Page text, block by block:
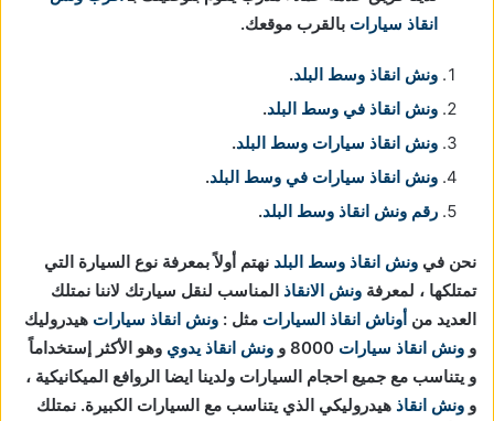
انقاذ سيارات بالقرب موقعك.
ونش انقاذ وسط البلد.
ونش انقاذ في وسط البلد.
ونش انقاذ سيارات وسط البلد.
ونش انقاذ سيارات في وسط البلد.
رقم ونش انقاذ وسط البلد.
نحن في ونش انقاذ وسط البلد نهتم أولاً بمعرفة نوع السيارة التي
تمتلكها ، لمعرفة ونش الانقاذ المناسب لنقل سيارتك لاننا نمتلك
العديد من أوناش انقاذ السيارات مثل : ونش انقاذ سيارات هيدروليك
و ونش انقاذ سيارات ونش انقاذ يدوي وهو الأكثر إستخداماً
و يتناسب مع جميع احجام السيارات ولدينا ايضا الروافع الميكانيكية ،
و ونش انقاذ هيدروليكي الذي يتناسب مع السيارات الكبيرة. نمتلك